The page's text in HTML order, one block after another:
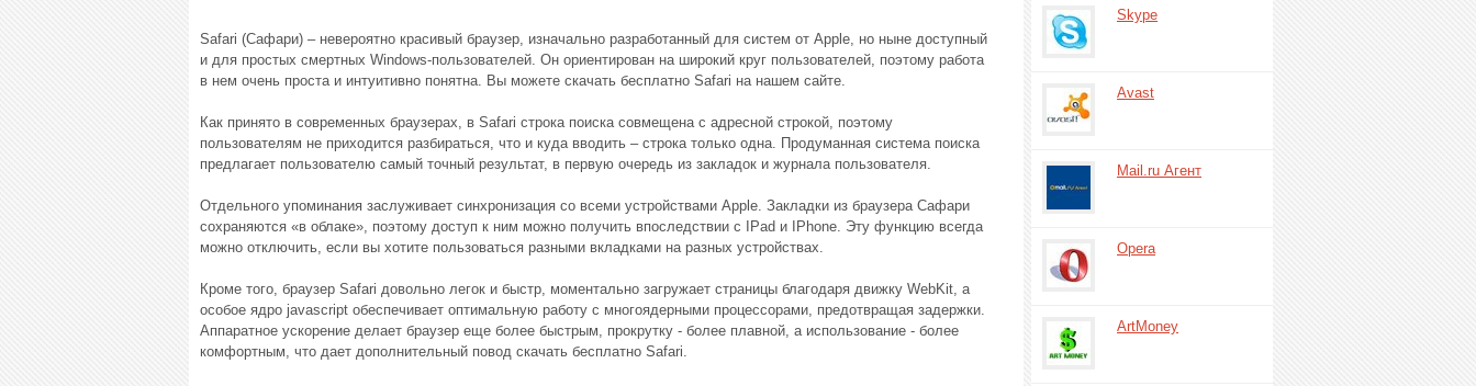
Safari (Сафари) – невероятно красивый браузер, изначально разработанный для систем от Apple, но ныне доступный
и для простых смертных Windows-пользователей. Он ориентирован на широкий круг пользователей, поэтому работа
в нем очень проста и интуитивно понятна. Вы можете скачать бесплатно Safari на нашем сайте.
Как принято в современных браузерах, в Safari строка поиска совмещена с адресной строкой, поэтому
пользователям не приходится разбираться, что и куда вводить – строка только одна. Продуманная система поиска
предлагает пользователю самый точный результат, в первую очередь из закладок и журнала пользователя.
Отдельного упоминания заслуживает синхронизация со всеми устройствами Apple. Закладки из браузера Сафари
сохраняются «в облаке», поэтому доступ к ним можно получить впоследствии с IPad и IPhone. Эту функцию всегда
можно отключить, если вы хотите пользоваться разными вкладками на разных устройствах.
Кроме того, браузер Safari довольно легок и быстр, моментально загружает страницы благодаря движку WebKit, а
особое ядро javascript обеспечивает оптимальную работу с многоядерными процессорами, предотвращая задержки.
Аппаратное ускорение делает браузер еще более быстрым, прокрутку - более плавной, а использование - более
комфортным, что дает дополнительный повод скачать бесплатно Safari.
Skype
Avast
Mail.ru Агент
Opera
ArtMoney